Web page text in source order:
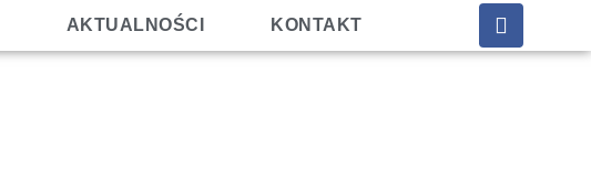
AKTUALNOŚCI KONTAKT